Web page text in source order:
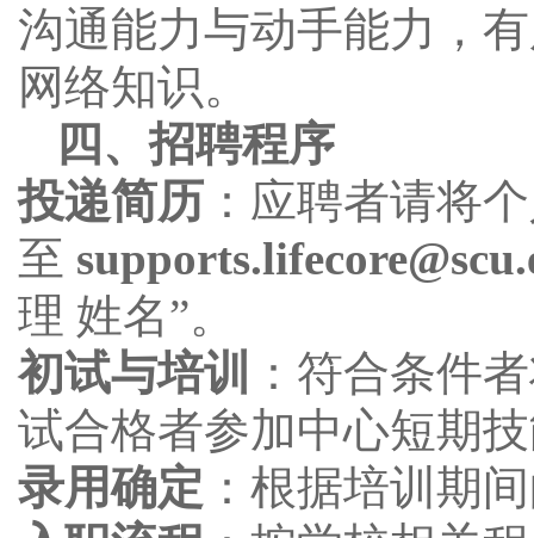
沟通能力与动手能力，
网络知识。
四、招聘程序
投递简历 ：应聘者请将
至
理 姓名”。
初试与培训
：符合条件
试合格者参加中心短期
录用确定 ：根据培训期